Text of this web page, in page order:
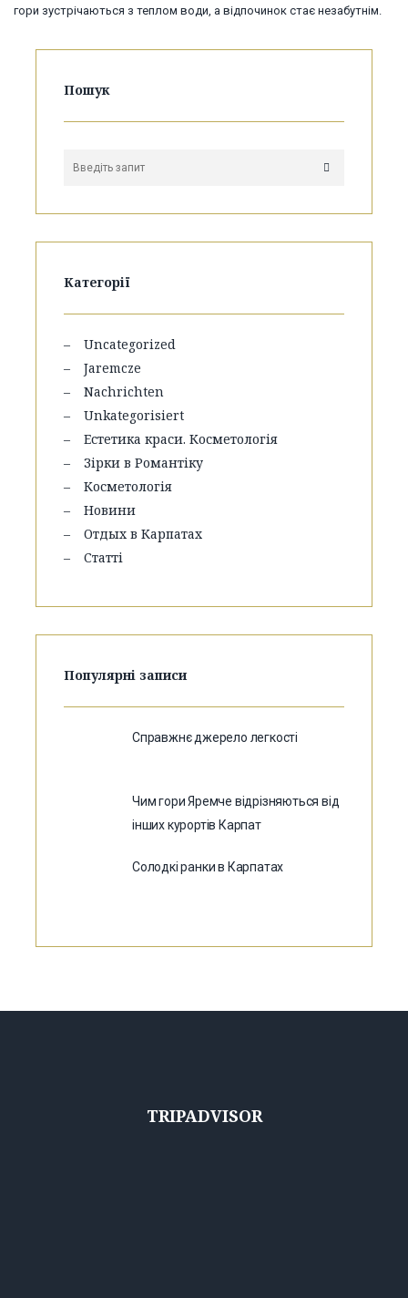
гори зустрічаються з теплом води, а відпочинок стає незабутнім.
Пошук
Категорії
Uncategorized
Jaremcze
Nachrichten
Unkategorisiert
Естетика краси. Косметологія
Зірки в Романтіку
Косметологія
Новини
Отдых в Карпатах
Статті
Популярні записи
Справжнє джерело легкості
Чим гори Яремче відрізняються від
інших курортів Карпат
Солодкі ранки в Карпатах
TRIPADVISOR